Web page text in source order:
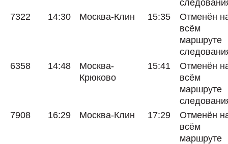
7322
14:30 Москва-Клин 15:35
Отменён
всём
маршруте
6358
14:48
Москва-
Крюково
15:41
Отменён
всём
маршруте
7908
16:29 Москва-Клин 17:29
Отменён
всём
маршруте